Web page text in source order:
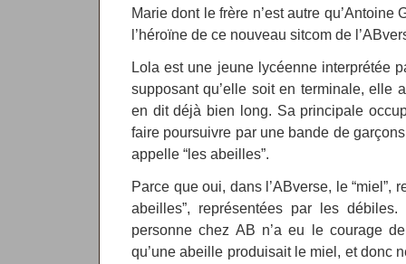
Marie dont le frère n’est autre qu’Antoine
l’héroïne de ce nouveau sitcom de
Lola est une jeune lycéenne interprétée
supposant qu’elle soit en terminale, elle
en dit déjà bien long. Sa principale
faire poursuivre par une bande de
appelle “les abeilles”.
Parce que oui, dans l’ABverse, le “miel”,
abeilles”, représentées par les
personne chez AB n’a eu le courage
qu’une abeille produisait le miel, et donc